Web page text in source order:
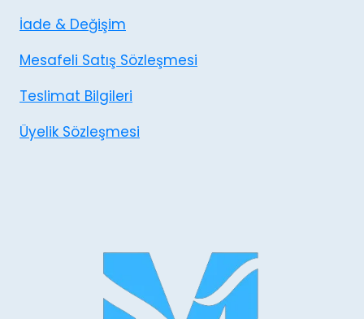
İade & Değişim
Mesafeli Satış Sözleşmesi
Teslimat Bilgileri
Üyelik Sözleşmesi